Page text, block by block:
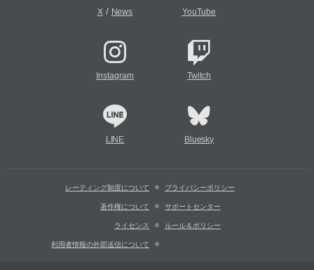
X/ News YouTube
Instagram Twitch
LINE Bluesky
レーティング制度について プライバシーポリシー
著作権について サポートセンター
ライセンス ルール＆ポリシー
利用者情報の外部送信について